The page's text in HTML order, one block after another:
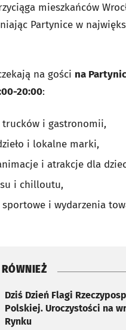
mieszkańców
Partynice w
na gości na
20:00:
i gastronomii,
i lokalne marki,
i atrakcje dla
i chilloutu,
i wydarzenia
Dziś Dzień Flagi
Polskiej. Uroczystości na
Rynku
karcie